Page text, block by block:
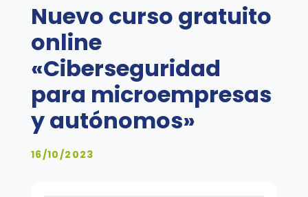
Nuevo curso gratuito
online
«Ciberseguridad
para microempresas
y autónomos»
16/10/2023